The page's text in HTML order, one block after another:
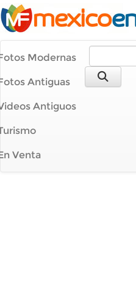
Modernas
Antiguas
Antiguos
Venta